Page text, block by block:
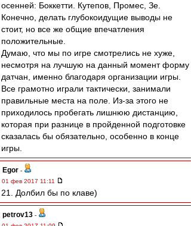
осенней: Боккетти. Кутепов, Промес, Зе.
Конечно, делать глубокоидущие выводы не
стоит, но все же общие впечатления
положительные.
Думаю, что мы по игре смотрелись не хуже,
несмотря на лучшую на данный момент форму
датчан, именно благодаря организации игры.
Все грамотно играли тактически, занимали
правильные места на поле. Из-за этого не
приходилось пробегать лишнюю дистанцию,
которая при разнице в пройденной подготовке
сказалась бы обязательно, особенно в конце
игры.
Egor -
01 фев 2017 11:11
21. Долбил бы по клаве)
petrov13 -